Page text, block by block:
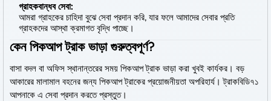
গ্রাহকবান্ধব সেবা:
আমরা গ্রাহকের চাহিদা বুঝে সেবা প্রদান করি, যার ফলে আমাদের সেবার প্রতি
গ্রাহকদের আস্থা ক্রমাগত বৃদ্ধি পাচ্ছে।
কেন পিকআপ ট্রাক ভাড়া গুরুত্বপূর্ণ?
বাসা বদল বা অফিস স্থানান্তরের সময় পিকআপ ট্রাক ভাড়া করা খুবই কার্যকর। বড়
আকারের মালামাল বহনের জন্য পিকআপ ট্রাকের প্রয়োজনীয়তা অপরিহার্য। ট্রাকবিডি৭১
আপনাকে এ সেবা প্রদান করতে প্রস্তুত।